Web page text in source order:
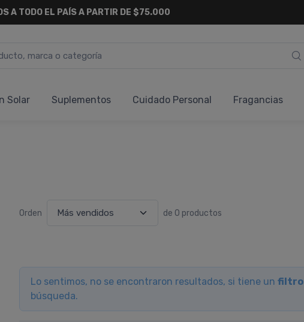
A TODO EL PAÍS A PARTIR DE $75.000
Solar Suplementos Cuidado Personal Fragancias
Orden de 0 productos
Lo sentimos, no se encontraron resultados, si tiene un filtro
búsqueda.